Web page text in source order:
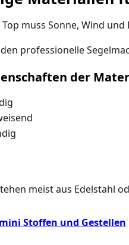
muss Sonne, Wind
professionelle
der
meist aus Edelstahl
Stoffen und Gestellen